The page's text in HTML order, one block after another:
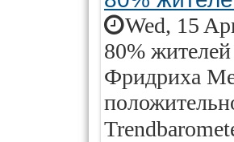
Wed, 15
80%
Фридриха